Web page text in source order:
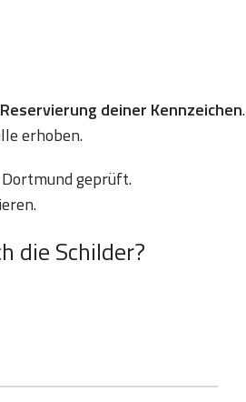
deiner Kennzeichen.
erhoben.
geprüft.
die Schilder?